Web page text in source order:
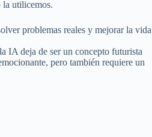
la utilicemos.
problemas reales y mejorar la vida
IA deja de ser un concepto futurista
pero también requiere un